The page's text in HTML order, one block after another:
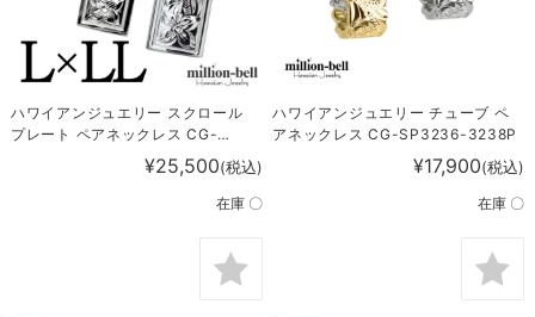
ハワイアンジュエリー スクロール
プレート ペアネックレス CG-
¥25,500(税込)
在庫 〇
ハワイアンジュエリー チューブ ペ
アネックレス CG-SP3236-3238P
¥17,900(税込)
在庫 〇